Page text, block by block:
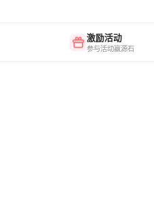
激励活动
参与活动赢源石